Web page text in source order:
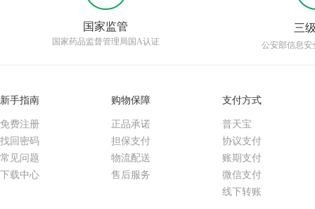
国家监管
国家药品监督管理局国A认证
三
公安部信息安
新手指南
免费注册
找回密码
常见问题
下载中心
购物保障
正品承诺
担保支付
物流配送
售后服务
支付方式
普天宝
协议支付
账期支付
微信支付
线下转账